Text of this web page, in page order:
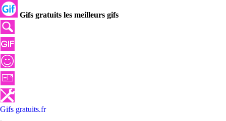
Gifs gratuits les meilleurs gifs
Gifs gratuits.fr